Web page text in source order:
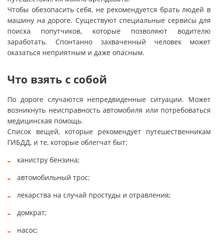
Чтобы обезопасить себя, не рекомендуется брать людей в
машину на дороге. Существуют специальные сервисы для
поиска попутчиков, которые позволяют водителю
заработать. Спонтанно захваченный человек может
оказаться неприятным и даже опасным.
Что взять с собой
По дороге случаются непредвиденные ситуации. Может
возникнуть неисправность автомобиля или потребоваться
медицинская помощь.
Список вещей, которые рекомендует путешественникам
ГИБДД, и те, которые облегчат быт:
канистру бензина;
автомобильный трос;
лекарства на случай простуды и отравления;
домкрат;
насос;